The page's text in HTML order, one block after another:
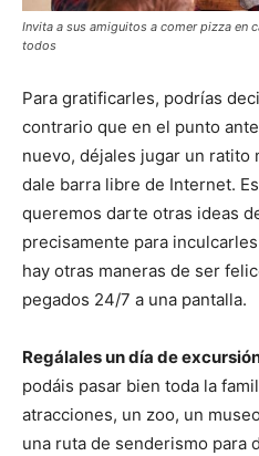
Invita a sus amiguitos a comer pizza en
todos
Para gratificarles, podrías
contrario que en el punto
nuevo, déjales jugar un ratito
dale barra libre de Internet.
queremos darte otras ideas
precisamente para
hay otras maneras de ser
pegados 24/7 a una pantalla.
Regálales un día de
podáis pasar bien toda la
atracciones, un zoo, un
una ruta de senderismo para